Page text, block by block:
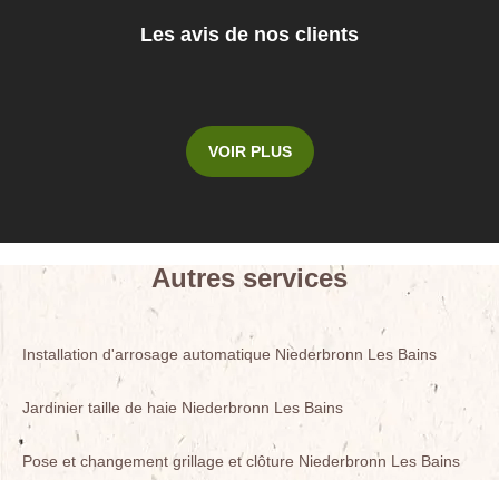
Les avis de nos clients
VOIR PLUS
Autres services
Installation d'arrosage automatique Niederbronn Les Bains
Jardinier taille de haie Niederbronn Les Bains
Pose et changement grillage et clôture Niederbronn Les Bains